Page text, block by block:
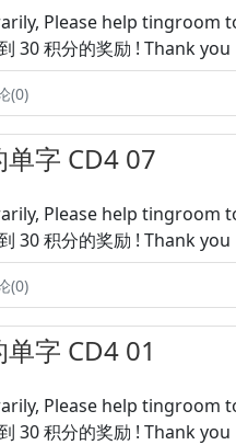
Please help tingroom
30 积分的奖励 ! Thank you
(0)
字 CD4 07
Please help tingroom
30 积分的奖励 ! Thank you
(0)
字 CD4 01
Please help tingroom
30 积分的奖励 ! Thank you